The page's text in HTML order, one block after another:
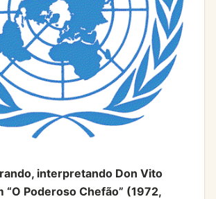
interpretando Don Vito
“O Poderoso Chefão” (1972,